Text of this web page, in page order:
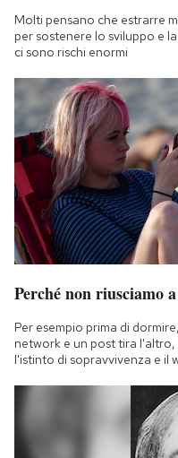
Molti pensano che estrarre
per sostenere lo sviluppo e
ci sono rischi enormi
Perché non riusciamo
Per esempio prima di
network e un post tira
l'istinto di sopravvivenza e il